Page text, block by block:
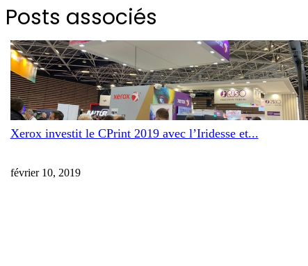
Posts associés
Xerox investit le CPrint 2019 avec l’Iridesse et...
février 10, 2019